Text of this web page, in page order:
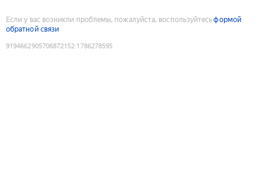
Если у вас возникли проблемы, пожалуйста, воспользуйтесьформой
обратной связи
9194662905706872152:1786278595